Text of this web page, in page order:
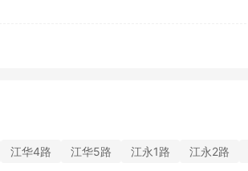
江华4路 江华5路 江永1路 江永2路